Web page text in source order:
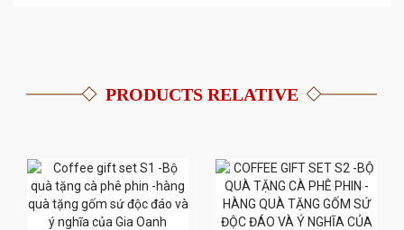
PRODUCTS RELATIVE